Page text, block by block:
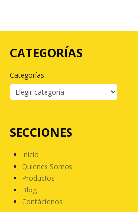
CATEGORÍAS
Categorías
SECCIONES
Inicio
Quienes Somos
Productos
Blog
Contáctenos